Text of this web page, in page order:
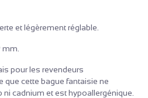
et légèrement réglable.
pour les revendeurs
cette bague fantaisie ne
cadnium et est hypoallergénique.